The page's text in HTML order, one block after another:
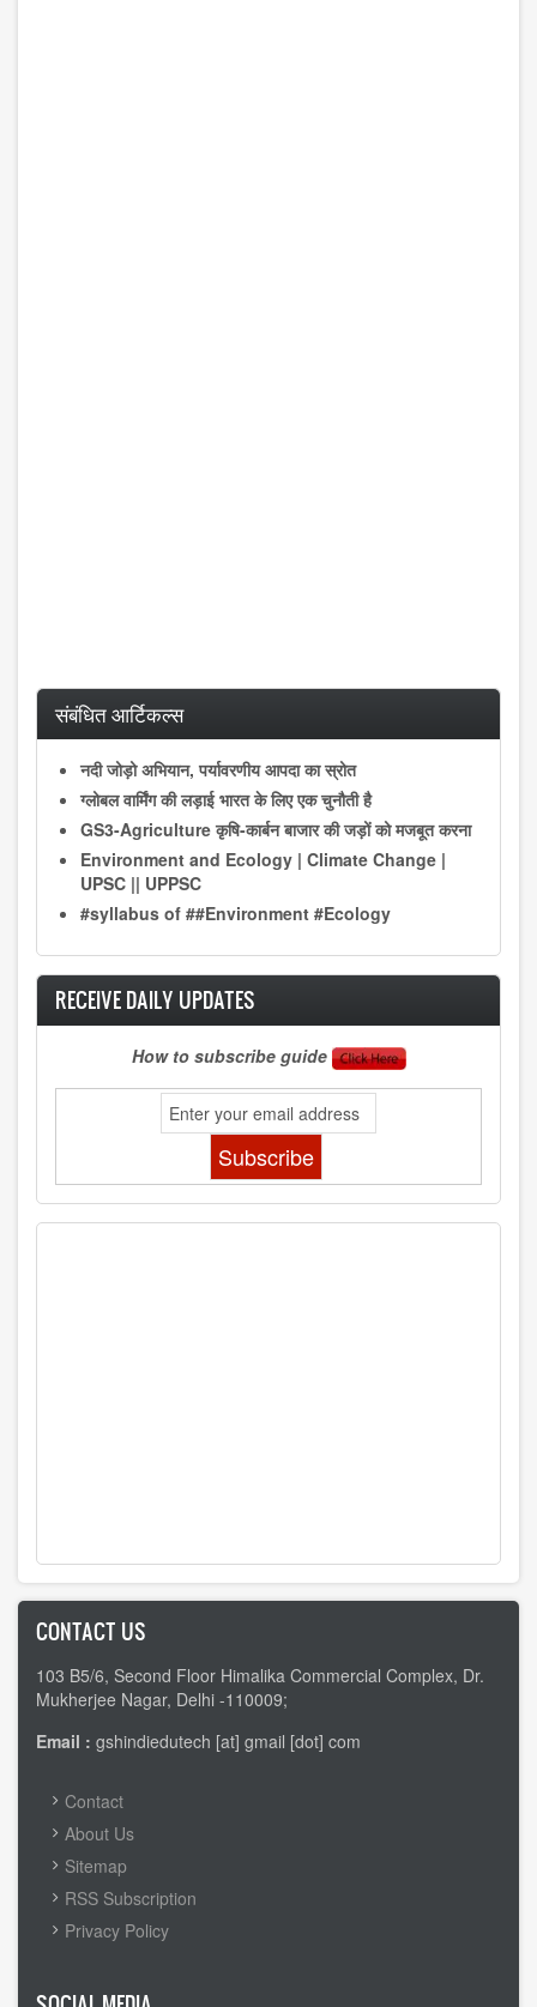
संबंधित आर्टिकल्स
नदी जोड़ो अभियान, पर्यावरणीय आपदा का स्रोत
ग्लोबल वार्मिंग की लड़ाई भारत के लिए एक चुनौती है
GS3-Agriculture कृषि-कार्बन बाजार की जड़ों को मजबूत करना
Environment and Ecology | Climate Change |
UPSC || UPPSC
#syllabus of ##Environment #Ecology
RECEIVE DAILY UPDATES
How to subscribe guide
CONTACT US
103 B5/6, Second Floor Himalika Commercial Complex, Dr.
Mukherjee Nagar, Delhi -110009;
Email : gshindiedutech [at] gmail [dot] com
FOOTER
MENU
Contact
About Us
Sitemap
RSS Subscription
Privacy Policy